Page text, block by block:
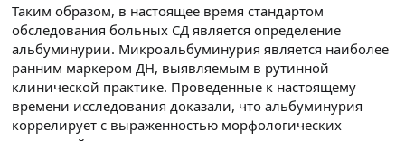
Таким образом, в настоящее время стандартом
обследования больных СД является определение
альбуминурии. Микроальбуминурия является наиболее
ранним маркером ДН, выявляемым в рутинной
клинической практике. Проведенные к настоящему
времени исследования доказали, что альбуминурия
коррелирует с выраженностью морфологических